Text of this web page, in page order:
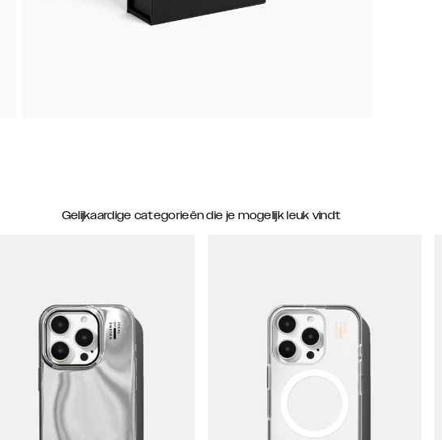
Gelijkaardige categorieën die je mogelijk leuk vindt